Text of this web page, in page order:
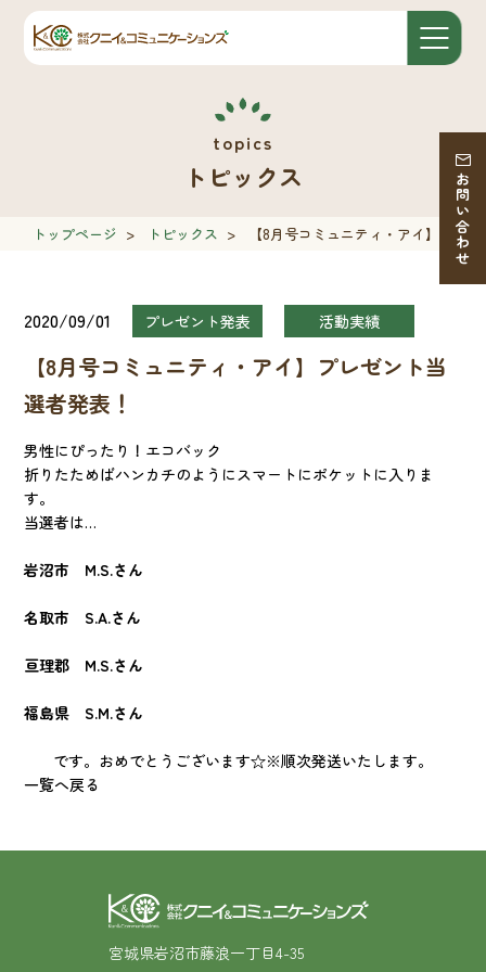
お問い合わせ
トピックス
トップページ > トピックス > 【8月号コミュニティ・アイ】プレ
2020/09/01 プレゼント発表 活動実績
【8月号コミュニティ・アイ】プレゼント当
選者発表！
男性にぴったり！エコバック
折りたためばハンカチのようにスマートにポケットに入りま
す。
当選者は…
岩沼市 M.S.さん
名取市 S.A.さん
亘理郡 M.S.さん
福島県 S.M.さん
です。おめでとうございます☆※順次発送いたします。
一覧へ戻る
宮城県岩沼市藤浪一丁目4-35